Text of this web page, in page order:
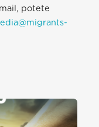
potete